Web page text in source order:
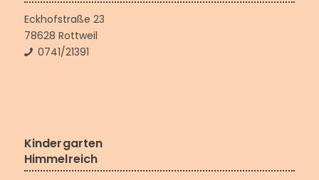
Eckhofstraße 23
78628 Rottweil
0741/21391
Kindergarten
Himmelreich